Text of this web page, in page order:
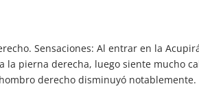
Sensaciones: Al entrar en la
la pierna derecha, luego siente mucho
derecho disminuyó notablemente.